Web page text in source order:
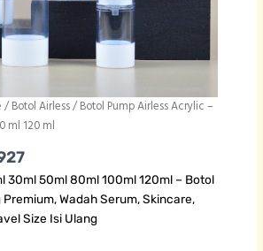
/Botol Airless/ Botol Pump Airless Acrylic –
ml 120 ml
Price range: Rp9.300 through
30ml 50ml 80ml 100ml 120ml – Botol
Wadah Serum, Skincare,
Size Isi Ulang